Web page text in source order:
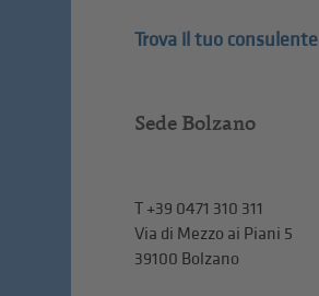
Trova il tuo consulente
Sede Bolzano
T+39 0471 310 311
Via di Mezzo ai Piani 5
39100 Bolzano